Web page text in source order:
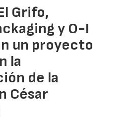
Grifo,
y O-I
un proyecto
la
de la
César